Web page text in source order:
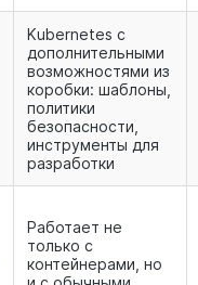
Kubernetes с
дополнительными
возможностями из
коробки: шаблоны,
политики
безопасности,
инструменты для
разработки
Работает не
только с
контейнерами, но